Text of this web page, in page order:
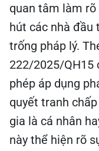
quan tâm làm
hút các nhà đầu
trống pháp lý.
222/2025/QH15
phép áp dụng
quyết tranh
gia là cá nhân
này thể hiện rõ